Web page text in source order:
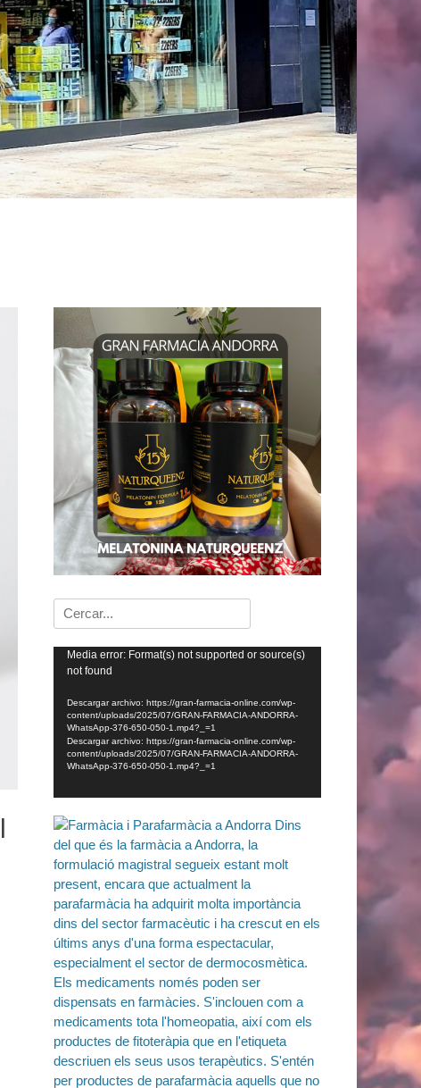
Buscar:
Reproductor
Media error: Format(s) not supported or source(s)
not found
Descargar archivo: https://gran-farmacia-online.com/wp-
content/uploads/2025/07/GRAN-FARMACIA-ANDORRA-
WhatsApp-376-650-050-1.mp4?_=1
Descargar archivo: https://gran-farmacia-online.com/wp-
content/uploads/2025/07/GRAN-FARMACIA-ANDORRA-
WhatsApp-376-650-050-1.mp4?_=1